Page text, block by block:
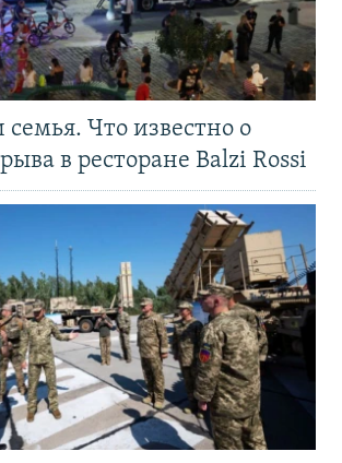
семья. Что известно о
в ресторане Balzi Rossi